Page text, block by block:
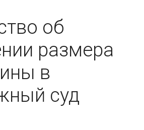
об
размера
в
суд